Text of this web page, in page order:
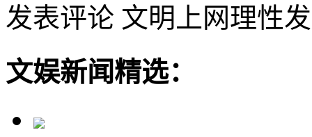
发表评论 文明上网理性
文娱新闻精选：